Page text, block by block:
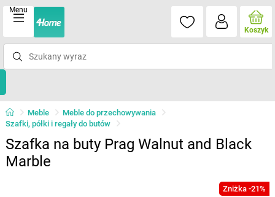
Menu
Koszyk
Meble
Meble do przechowywania
Szafki, półki i regały do butów
Szafka na buty Prag Walnut and Black
Marble
Zniżka -21%